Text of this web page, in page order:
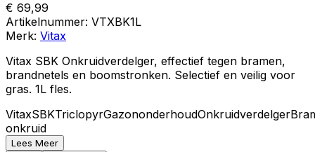
€ 69,99
Artikelnummer: VTXBK1L
Merk: Vitax
Vitax SBK Onkruidverdelger, effectief tegen bramen,
brandnetels en boomstronken. Selectief en veilig voor
gras. 1L fles.
VitaxSBKTriclopyrGazononderhoudOnkruidverdelger
onkruid
Lees Meer